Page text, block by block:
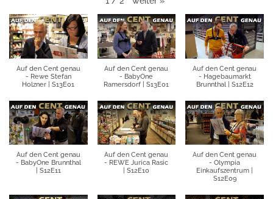
Auf den Cent genau
- Rewe Stefan
Holzner | S13E01
Auf den Cent genau
- BabyOne
Ramersdorf | S13E01
Auf den Cent genau
- Hagebaumarkt
Brunnthal | S12E12
Auf den Cent genau
- BabyOne Brunnthal
| S12E11
Auf den Cent genau
- REWE Jurica Rasic
| S12E10
Auf den Cent genau
- Olympia
Einkaufszentrum |
S12E09